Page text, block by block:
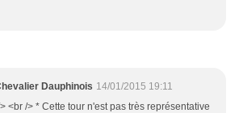
Dauphinois 14/01/2015 19:11
<br /> * Cette tour n'est pas très représentative